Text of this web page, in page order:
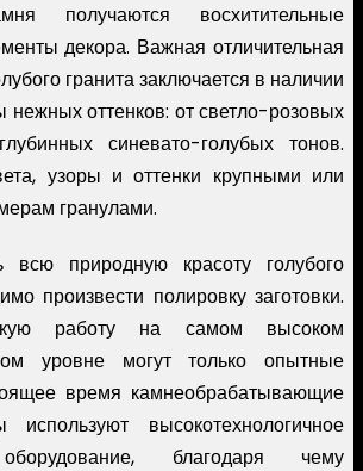
получаются восхитительные
декора. Важная отличительная
гранита заключается в наличии
нежных оттенков: от светло-розовых
синевато-голубых тонов.
узоры и оттенки крупными или
гранулами.
всю природную красоту голубого
произвести полировку заготовки.
работу на самом высоком
уровне могут только опытные
время камнеобрабатывающие
высокотехнологичное
благодаря чему